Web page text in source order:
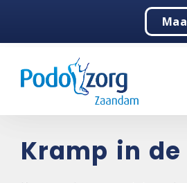
Pijnlijke voeten
Behandelingen
Over ons
Kramp in